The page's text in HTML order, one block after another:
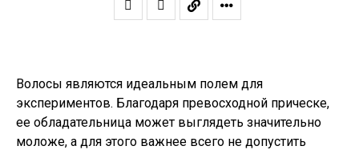
Волосы являются идеальным полем для
экспериментов. Благодаря превосходной прическе,
ее обладательница может выглядеть значительно
моложе, а для этого важнее всего не допустить